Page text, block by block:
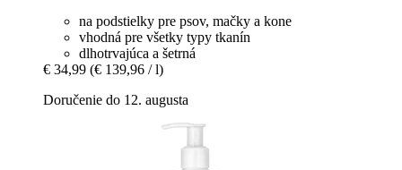
na podstielky pre psov, mačky a kone
vhodná pre všetky typy tkanín
dlhotrvajúca a šetrná
€ 34,99 (€ 139,96 / l)
Doručenie do 12. augusta